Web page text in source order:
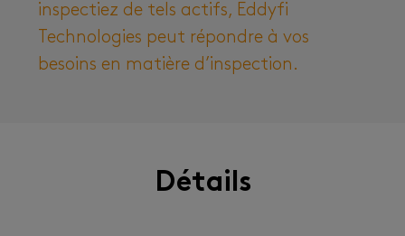
inspectiez de tels actifs, Eddyfi
Technologies peut répondre à vos
besoins en matière d’inspection.
Détails